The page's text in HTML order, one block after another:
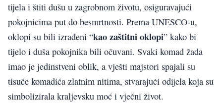
tijela i štiti dušu u zagrobnom životu, osiguravajući
pokojnicima put do besmrtnosti. Prema UNESCO-u,
oklopi su bili izrađeni “kao zaštitni oklopi” kako bi
tijelo i duša pokojnika bili očuvani. Svaki komad žada
imao je jedinstveni oblik, a vješti majstori spajali su
tisuće komadića zlatnim nitima, stvarajući odijela koja su
simbolizirala kraljevsku moć i vječni život.